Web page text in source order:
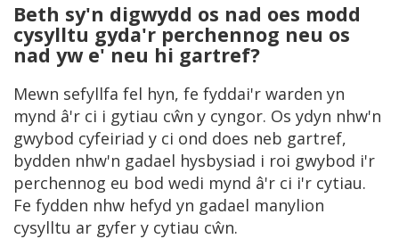
Beth sy'n digwydd os nad oes modd
cysylltu gyda'r perchennog neu os
nad yw e' neu hi gartref?
Mewn sefyllfa fel hyn, fe fyddai'r warden yn
mynd â'r ci i gytiau cŵn y cyngor. Os ydyn nhw'n
gwybod cyfeiriad y ci ond does neb gartref,
bydden nhw'n gadael hysbysiad i roi gwybod i'r
perchennog eu bod wedi mynd â'r ci i'r cytiau.
Fe fydden nhw hefyd yn gadael manylion
cysylltu ar gyfer y cytiau cŵn.